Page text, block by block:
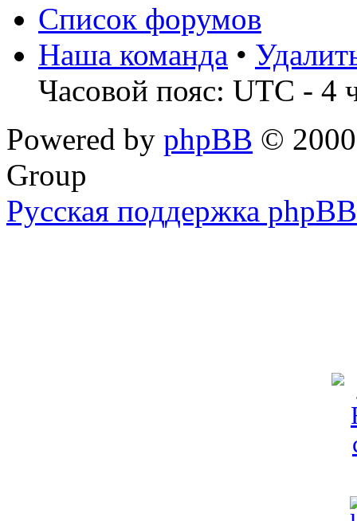
Список форумов
Наша команда •
Часовой пояс: UTC - 4
Powered by phpBB ©
Group
Русская поддержка phpBB